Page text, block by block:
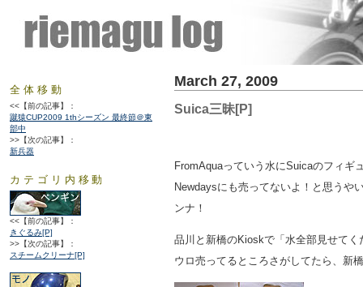
March 27, 2009
Suica三昧[P]
FromAquaっていう水にSuicaのフィギ
Newdaysにも売ってないよ！と思うや
ンナ！
品川と新橋のKioskで「水全部見せて
ウロ売ってるところさがしてたら、新
全体移動
<<【前の記事】：
蹴猿CUP2009 1thシーズン 最終節＠東
部中
>>【次の記事】：
新兵器
カテゴリ内移動
<<【前の記事】：
きぐるみ[P]
>>【次の記事】：
スチームクリーナ[P]